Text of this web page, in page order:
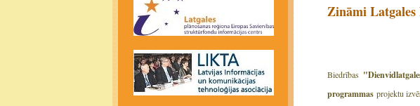
Zināmi
Biedrības
programmas projektu